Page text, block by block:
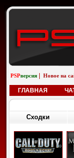
PSPверсия Новое на
ГЛАВНАЯ
Сходки